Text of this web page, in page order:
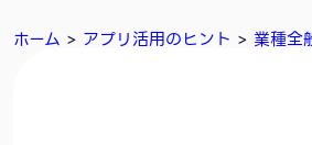
ホーム > アプリ活用のヒント > 業種全